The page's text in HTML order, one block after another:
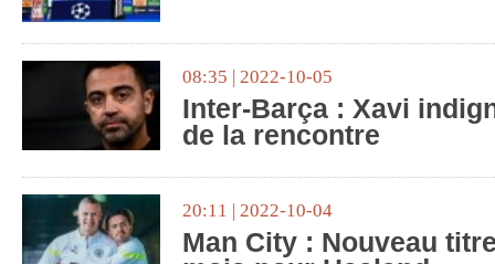
08:35 | 2022-10-05
Inter-Barça : Xavi
de la rencontre
20:11 | 2022-10-04
Man City : Nouveau